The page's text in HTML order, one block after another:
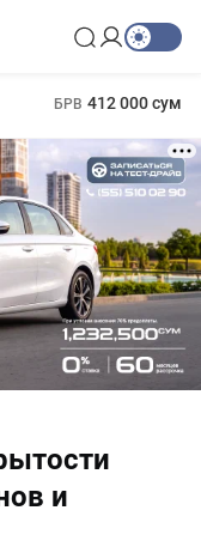
БРВ 412 000 сум
и